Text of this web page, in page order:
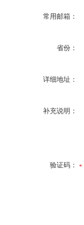
常用邮箱：
省份：
详细地址：
补充说明：
验证码：